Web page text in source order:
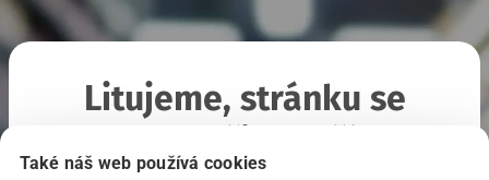
Také náš web používá cookies
Litujeme, stránku se